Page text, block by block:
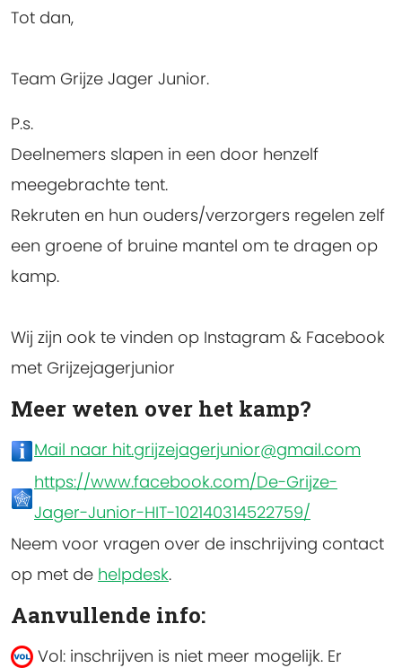
Tot dan,
Team Grijze Jager Junior.
P.s.
Deelnemers slapen in een door henzelf
meegebrachte tent.
Rekruten en hun ouders/verzorgers regelen zelf
een groene of bruine mantel om te dragen op
kamp.
Wij zijn ook te vinden op Instagram & Facebook
met Grijzejagerjunior
Meer weten over het kamp?
Mail naar hit.grijzejagerjunior@gmail.com
https://www.facebook.com/De-Grijze-
Jager-Junior-HIT-102140314522759/
Neem voor vragen over de inschrijving contact
op met de helpdesk.
Aanvullende info:
Vol: inschrijven is niet meer mogelijk. Er